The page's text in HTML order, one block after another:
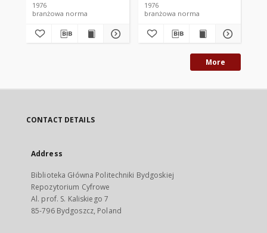
1976
branżowa norma
1976
branżowa norma
More
CONTACT DETAILS
Address
Biblioteka Główna Politechniki Bydgoskiej
Repozytorium Cyfrowe
Al. prof. S. Kaliskiego 7
85-796 Bydgoszcz, Poland